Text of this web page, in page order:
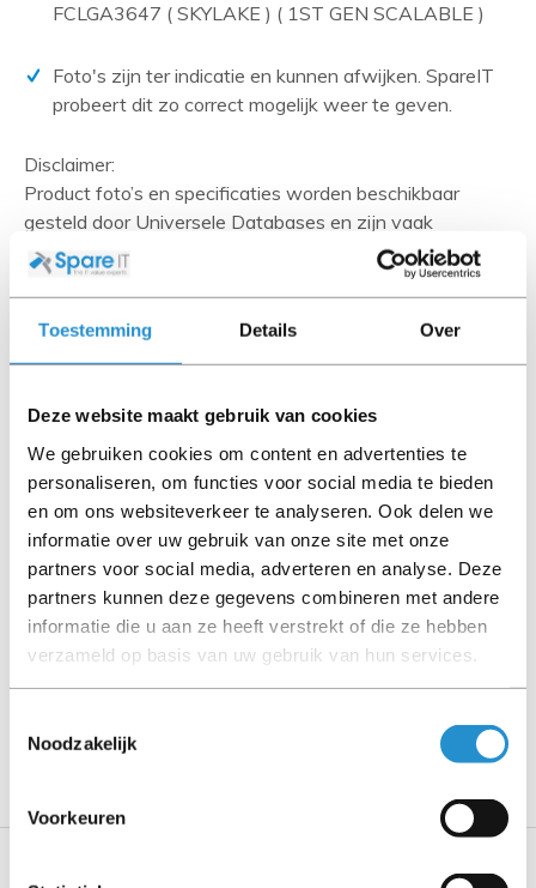
Toestemming Details Over
Deze website maakt gebruik van cookies
We gebruiken cookies om content en advertenties te
personaliseren, om functies voor social media te bieden
en om ons websiteverkeer te analyseren. Ook delen we
informatie over uw gebruik van onze site met onze
partners voor social media, adverteren en analyse. Deze
partners kunnen deze gegevens combineren met andere
informatie die u aan ze heeft verstrekt of die ze hebben
verzameld op basis van uw gebruik van hun services.
Noodzakelijk
Voorkeuren
FCLGA3647 ( SKYLAKE ) ( 1ST GEN SCALABLE )
Foto's zijn ter indicatie en kunnen afwijken. SpareIT
probeert dit zo correct mogelijk weer te geven.
Disclaimer:
Product foto’s en specificaties worden beschikbaar
gesteld door Universele Databases en zijn vaak
gebaseerd op nieuwe producten.
Wanneer het artikel een 'Refurbished product' betreft is
(tenzij anders aangegeven). Bij Refurbished artikelen zijn
kabels, software media en handleidingen niet inbegrepen
Let goed op de productbeschrijving en neem bij vragen
contact op met ons.
Omschrijving
Toon meer
LET OP: Op refurbished producten geldt een
garantieperiode van 90 dagen, tenzij anders
aangegeven.